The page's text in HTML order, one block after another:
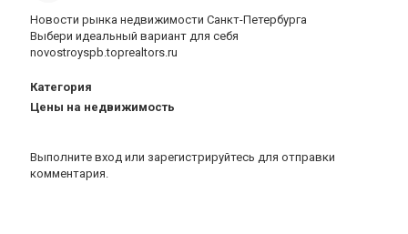
Новости рынка недвижимости Санкт-Петербурга
Выбери идеальный вариант для себя
novostroyspb.toprealtors.ru
Категория
Цены на недвижимость
Выполните вход или зарегистрируйтесь для отправки
комментария.